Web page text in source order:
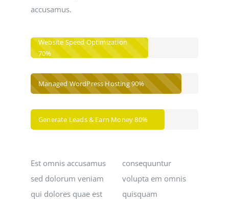
accusamus.
Website Speed Optimization
70%
Managed WordPress Hosting90%
Generate Leads & Earn Money80%
Est omnis accusamus
sed dolorum veniam
qui dolores quae est
consequuntur
volupta em omnis
quisquam